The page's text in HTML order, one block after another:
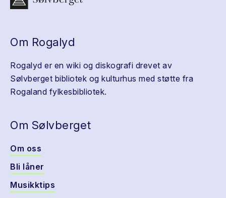
Om Rogalyd
Rogalyd er en wiki og diskografi drevet av
Sølvberget bibliotek og kulturhus med støtte fra
Rogaland fylkesbibliotek.
Om Sølvberget
Om oss
Bli låner
Musikktips